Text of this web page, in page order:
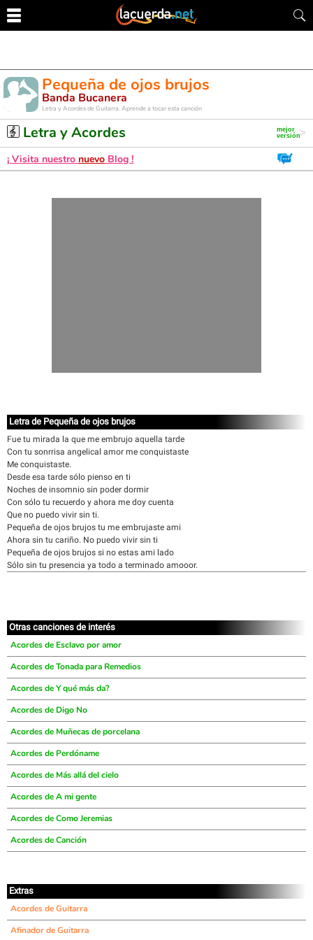
Pequeña de ojos brujos
Banda Bucanera
Letra y Acordes de Guitarra. Aprende a tocar esta canción
Letra y Acordes
¡ Visita nuestro nuevo Blog !
Letra de Pequeña de ojos brujos
Fue tu mirada la que me embrujo aquella tarde
Con tu sonrrisa angelical amor me conquistaste
Me conquistaste.
Desde esa tarde sólo pienso en ti
Noches de insomnio sin poder dormir
Con sólo tu recuerdo y ahora me doy cuenta
Que no puedo vivir sin ti.
Pequeña de ojos brujos tu me embrujaste ami
Ahora sin tu cariño. No puedo vivir sin ti
Pequeña de ojos brujos si no estas ami lado
Sólo sin tu presencia ya todo a terminado amooor.
Otras canciones de interés
Acordes de Esclavo por amor
Acordes de Tonada para Remedios
Acordes de Y qué más da?
Acordes de Digo No
Acordes de Muñecas de porcelana
Acordes de Perdóname
Acordes de Más allá del cielo
Acordes de A mi gente
Acordes de Como Jeremias
Acordes de Canción
Extras
Acordes de Guitarra
Afinador de Guitarra